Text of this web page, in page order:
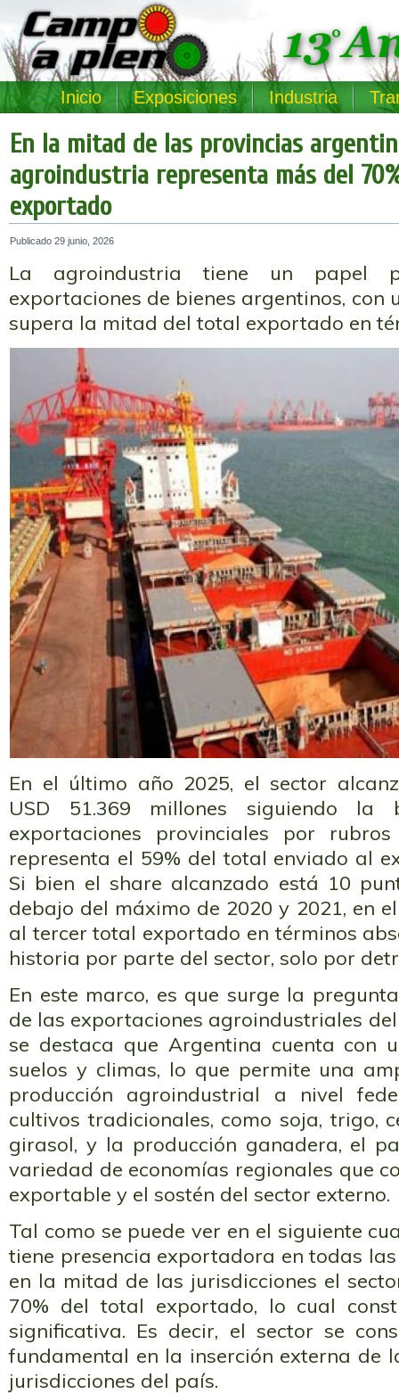
Inicio Exposiciones Industria
En la mitad de las provincias
agroindustria representa más del
exportado
Publicado 29 junio, 2026
La agroindustria tiene un papel
exportaciones de bienes argentinos, con
supera la mitad del total exportado en
En el último año 2025, el sector
USD 51.369 millones siguiendo
exportaciones provinciales por
representa el 59% del total enviado al
Si bien el share alcanzado está 10
debajo del máximo de 2020 y 2021, en
al tercer total exportado en términos
historia por parte del sector, solo por
En este marco, es que surge la
de las exportaciones agroindustriales del
se destaca que Argentina cuenta con
suelos y climas, lo que permite una
producción agroindustrial a nivel
cultivos tradicionales, como soja, trigo,
girasol, y la producción ganadera, el
variedad de economías regionales que
exportable y el sostén del sector externo.
Tal como se puede ver en el siguiente
tiene presencia exportadora en todas
en la mitad de las jurisdicciones el
70% del total exportado, lo cual
significativa. Es decir, el sector se
fundamental en la inserción externa de
jurisdicciones del país.